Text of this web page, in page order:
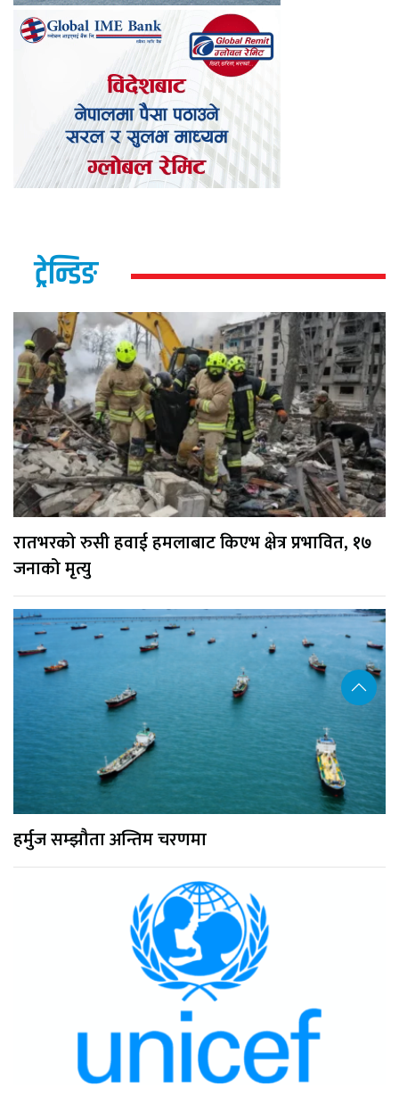
ट्रेन्डिङ
रातभरको रुसी हवाई हमलाबाट किएभ क्षेत्र प्रभावित, १७
जनाको मृत्यु
हर्मुज सम्झौता अन्तिम चरणमा